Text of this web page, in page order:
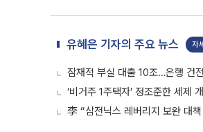
유혜은 기자의 주요 뉴스 자
잠재적 부실 대출 10조…은행 건
‘비거주 1주택자’ 정조준한 세제
李 “삼전닉스 레버리지 보완 대